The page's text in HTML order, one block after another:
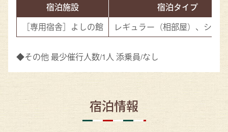
宿泊施設
宿泊タイプ
［専用宿舎］よしの館
レギュラー（相部屋）、シン
◆その他 最少催行人数/1人 添乗員/なし
宿泊情報